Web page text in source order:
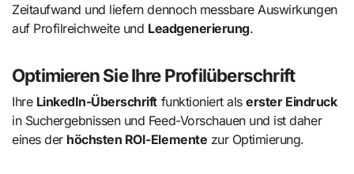
Zeitaufwand und liefern dennoch messbare Auswirkungen
auf Profilreichweite und Leadgenerierung.
Optimieren Sie Ihre Profilüberschrift
Ihre LinkedIn-Überschrift funktioniert alserster Eindruck
in Suchergebnissen und Feed-Vorschauen und ist daher
eines der höchsten ROI-Elemente zur Optimierung.